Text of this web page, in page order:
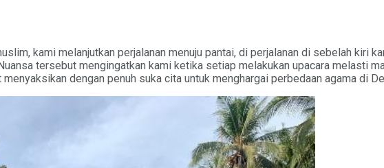
kami melanjutkan perjalanan menuju pantai, di perjalanan di sebelah kiri
tersebut mengingatkan kami ketika setiap melakukan upacara melasti
dengan penuh suka cita untuk menghargai perbedaan agama di